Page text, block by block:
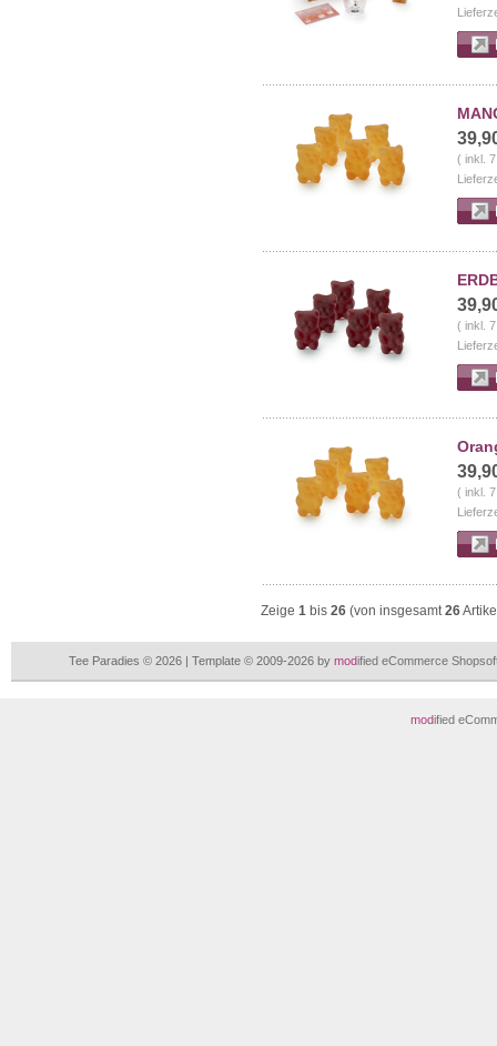
( inkl.
( inkl.
( inkl.
Zeige 1 bis 26 (von insgesamt26
Tee Paradies © 2026 | Template © 2009-2026 by modified eCommerce
modified